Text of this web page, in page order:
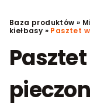
Baza produktów »
kiełbasy » Pasztet